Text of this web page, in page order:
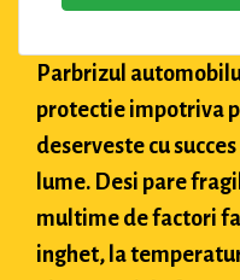
Parbrizul
protectie impotriva
deserveste cu
lume. Desi pare
multime de factori
inghet, la